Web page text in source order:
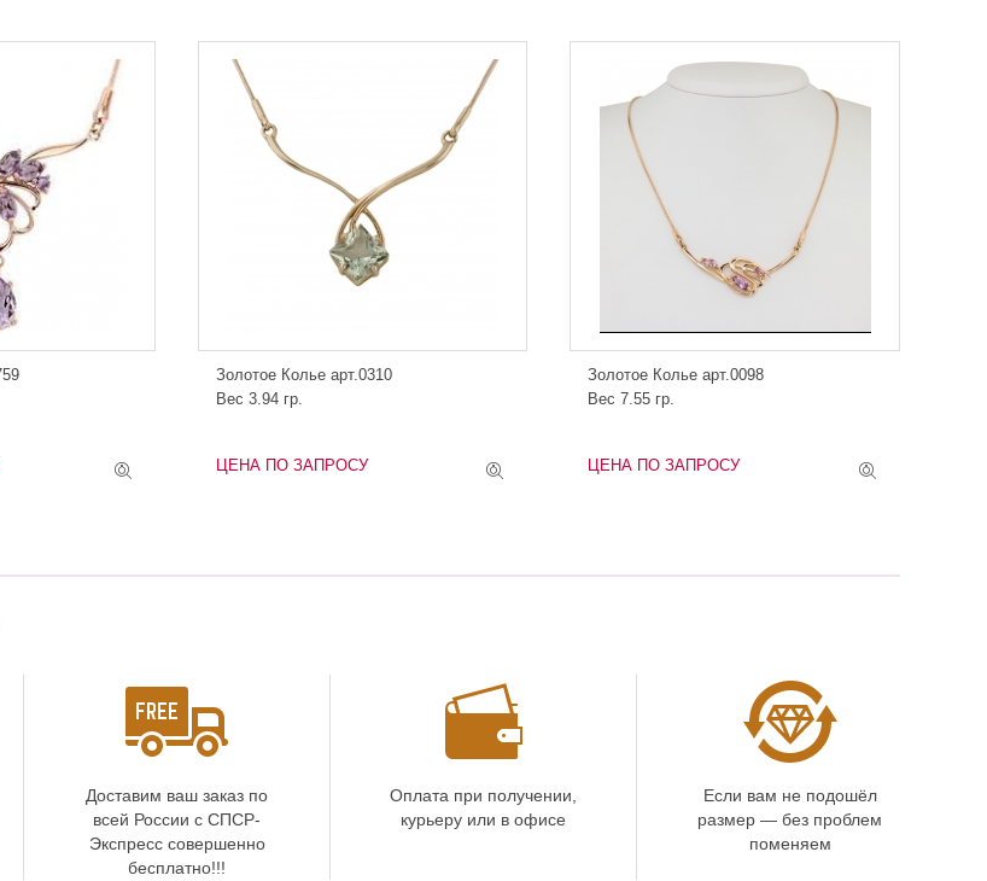
Золотое Колье арт.0310
Вес 3.94 гр.
ЦЕНА ПО ЗАПРОСУ
Золотое Колье арт.0098
Вес 7.55 гр.
ЦЕНА ПО ЗАПРОСУ
Доставим ваш заказ по
всей России с СПСР-
Экспресс совершенно
бесплатно!!!
Оплата при получении,
курьеру или в офисе
Если вам не подошёл
размер — без проблем
поменяем